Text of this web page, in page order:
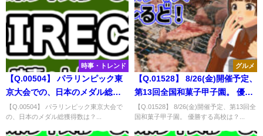
時事・トレンド
【Q.00504】 パラリンピック東
京大会での、日本のメダル総獲
得数は？
【Q.00504】 パラリンピック東京大会で
の、日本のメダル総獲得数は？...
グルメ
【Q.01528】 8/26(金)開催予定、
第13回全国和菓子甲子園。 優勝
する高校は？
【Q.01528】 8/26(金)開催予定、第13回全
国和菓子甲子園。 優勝する高校は？...